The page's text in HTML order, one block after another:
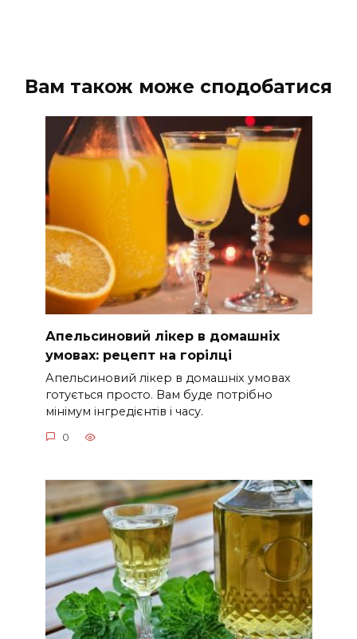
Вам також може сподобатися
Апельсиновий лікер в домашніх
умовах: рецепт на горілці
Апельсиновий лікер в домашніх умовах
готується просто. Вам буде потрібно
мінімум інгредієнтів і часу.
0